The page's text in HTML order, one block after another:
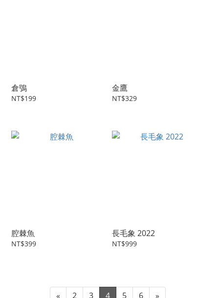
倉鴞
NT$199
金鷹
NT$329
腔棘魚
NT$399
長毛象 2022
NT$999
« 2 3 4 5 6 »